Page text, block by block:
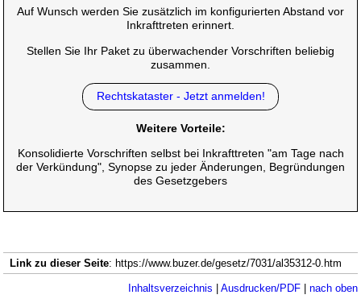
Auf Wunsch werden Sie zusätzlich im konfigurierten Abstand vor
Inkrafttreten erinnert.
Stellen Sie Ihr Paket zu überwachender Vorschriften beliebig
zusammen.
Rechtskataster - Jetzt anmelden!
Weitere Vorteile:
Konsolidierte Vorschriften selbst bei Inkrafttreten "am Tage nach
der Verkündung", Synopse zu jeder Änderungen, Begründungen
des Gesetzgebers
Link zu dieser Seite: https://www.buzer.de/gesetz/7031/al35312-0.htm
Inhaltsverzeichnis Ausdrucken/PDF| nach oben